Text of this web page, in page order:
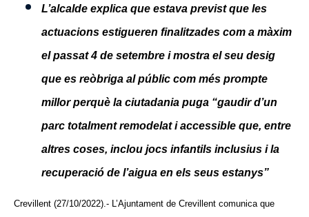
L’alcalde explica que estava previst que les
actuacions estigueren finalitzades com a màxim
el passat 4 de setembre i mostra el seu desig
que es reòbriga al públic com més prompte
millor perquè la ciutadania puga “gaudir d’un
parc totalment remodelat i accessible que, entre
altres coses, inclou jocs infantils inclusius i la
recuperació de l’aigua en els seus estanys”
Crevillent (27/10/2022).- L’Ajuntament de Crevillent comunica que